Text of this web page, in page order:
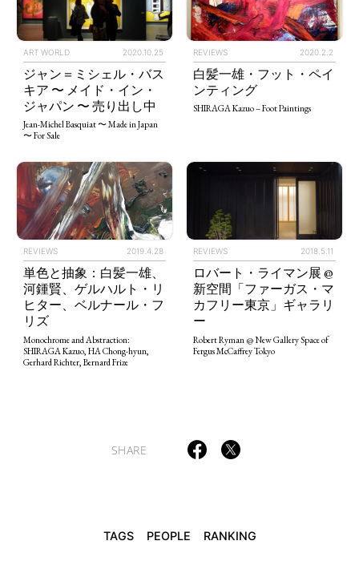
TAGS PEOPLE RANKING
ART WORLD CULTURAL ESSAYS POP CULTURE JP-SOCIETY
POLITICS REVIEWS ARTICLES
ART WORLD 2020.10.25
ジャン＝ミシェル・バス
キア 〜 メイド・イン・
ジャパン 〜 売り出し中
Jean-Michel Basquiat 〜 Made in Japan
〜 For Sale
REVIEWS 2020.2.2
白髪一雄・フット・ペイ
ンティング
SHIRAGA Kazuo – Foot Paintings
REVIEWS 2019.4.28
単色と抽象：白髪一雄、
河鍾賢、ゲルハルト・リ
ヒター、ベルナール・フ
リズ
Monochrome and Abstraction:
SHIRAGA Kazuo, HA Chong-hyun,
Gerhard Richter, Bernard Frize
REVIEWS 2018.5.11
ロバート・ライマン展 @
新空間「ファーガス・マ
カフリー東京」ギャラリ
ー
Robert Ryman @ New Gallery Space of
Fergus McCaffrey Tokyo
SHARE
TAGS PEOPLE RANKING